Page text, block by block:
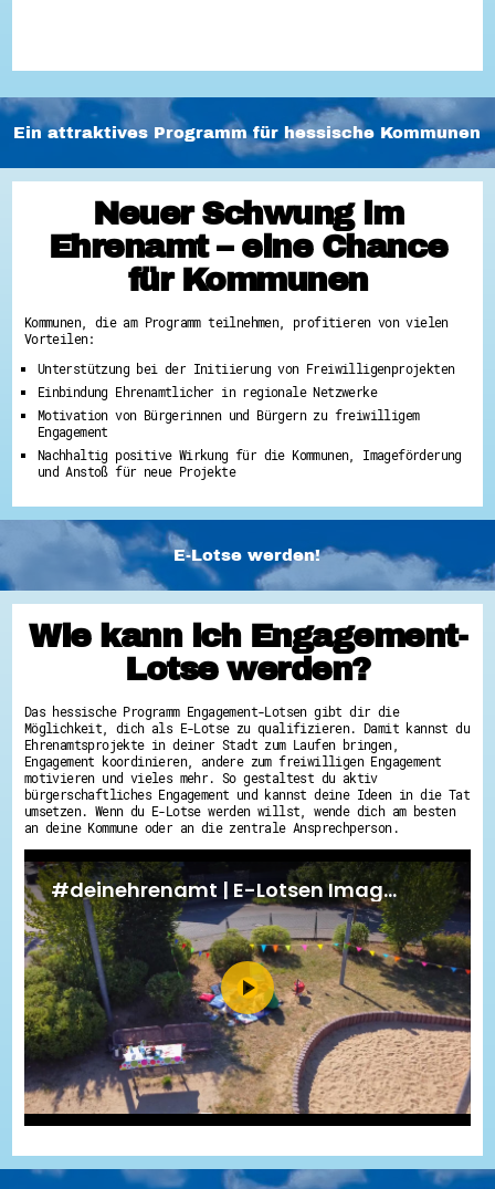
Ein attraktives Programm für hessische Kommunen
Neuer Schwung im
Ehrenamt – eine Chance
für Kommunen
Kommunen, die am Programm teilnehmen, profitieren von vielen
Vorteilen:
Unterstützung bei der Initiierung von Freiwilligenprojekten
Einbindung Ehrenamtlicher in regionale Netzwerke
Motivation von Bürgerinnen und Bürgern zu freiwilligem
Engagement
Nachhaltig positive Wirkung für die Kommunen, Imageförderung
und Anstoß für neue Projekte
E-Lotse werden!
Wie kann ich Engagement-
Lotse werden?
Das hessische Programm Engagement-Lotsen gibt dir die
Möglichkeit, dich als E-Lotse zu qualifizieren. Damit kannst du
Ehrenamtsprojekte in deiner Stadt zum Laufen bringen,
Engagement koordinieren, andere zum freiwilligen Engagement
motivieren und vieles mehr. So gestaltest du aktiv
bürgerschaftliches Engagement und kannst deine Ideen in die Tat
umsetzen. Wenn du E-Lotse werden willst, wende dich am besten
an deine Kommune oder an die zentrale Ansprechperson.